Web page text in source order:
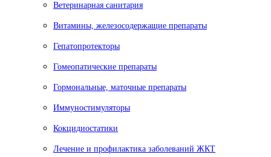
Ветеринарная санитария
Витамины, железосодержащие препараты
Гепатопротекторы
Гомеопатические препараты
Гормональные, маточные препараты
Иммуностимуляторы
Кокцидиостатики
Лечение и профилактика заболеваний ЖКТ